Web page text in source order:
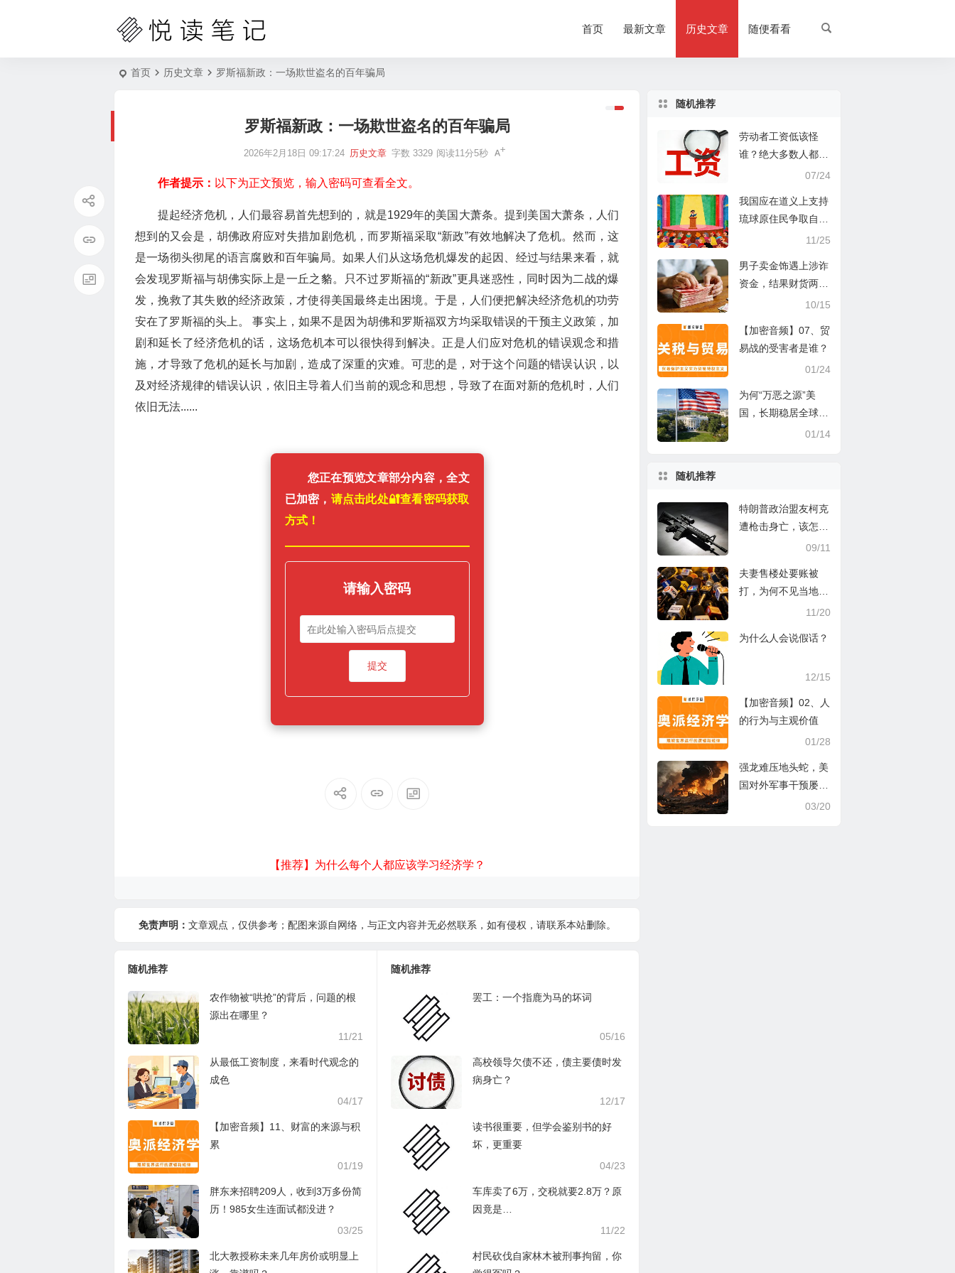
首页 最新文章 历史文章 随便看看
首页 历史文章 罗斯福新政：一场欺世盗名的百年骗局
罗斯福新政：一场欺世盗名的百年骗局
2026年2月18日 09:17:24 历史文章 字数 3329 阅读11分5秒
作者提示： 以下为正文预览，输入密码可查看全文。
提起经济危机，人们最容易首先想到的，就是1929年的美国大萧条。提到美国大萧条，人们
想到的又会是，胡佛政府应对失措加剧危机，而罗斯福采取“新政”有效地解决了危机。然而，这
是一场彻头彻尾的语言腐败和百年骗局。如果人们从这场危机爆发的起因、经过与结果来看，就
会发现罗斯福与胡佛实际上是一丘之貉。只不过罗斯福的“新政”更具迷惑性，同时因为二战的爆
发，挽救了其失败的经济政策，才使得美国最终走出困境。于是，人们便把解决经济危机的功劳
安在了罗斯福的头上。 事实上，如果不是因为胡佛和罗斯福双方均采取错误的干预主义政策，加
剧和延长了经济危机的话，这场危机本可以很快得到解决。正是人们应对危机的错误观念和措
施，才导致了危机的延长与加剧，造成了深重的灾难。可悲的是，对于这个问题的错误认识，以
及对经济规律的错误认识，依旧主导着人们当前的观念和思想，导致了在面对新的危机时，人们
依旧无法......
您正在预览文章部分内容，全文
已加密， 请点击此处🔐️查看密码获取
方式！
请输入密码
【推荐】为什么每个人都应该学习经济学？
免责声明： 文章观点，仅供参考；配图来源自网络，与正文内容并无必然联系，如有侵权，请联系本站删除。
随机推荐
农作物被“哄抢”的背后，问题的根
源出在哪里？
11/21
从最低工资制度，来看时代观念的
成色
04/17
【加密音频】11、财富的来源与积
累
01/19
胖东来招聘209人，收到3万多份简
历！985女生连面试都没进？
03/25
北大教授称未来几年房价或明显上
随机推荐
罢工：一个指鹿为马的坏词
05/16
高校领导欠债不还，债主要债时发
病身亡？
12/17
读书很重要，但学会鉴别书的好
坏，更重要
04/23
车库卖了6万，交税就要2.8万？原
因竟是…
11/22
村民砍伐自家林木被刑事拘留，你
随机推荐
劳动者工资低该怪
谁？绝大多数人都搞
07/24
我国应在道义上支持
琉球原住民争取自治
11/25
男子卖金饰遇上涉诈
资金，结果财货两
空，警方不能为了破
10/15
【加密音频】07、贸
易战的受害者是谁？
01/24
为何“万恶之源”美
国，长期稳居全球移
01/14
随机推荐
特朗普政治盟友柯克
遭枪击身亡，该怎么
09/11
夫妻售楼处要账被
打，为何不见当地媒
11/20
为什么人会说假话？
12/15
【加密音频】02、人
的行为与主观价值
01/28
强龙难压地头蛇，美
国对外军事干预屡屡
03/20